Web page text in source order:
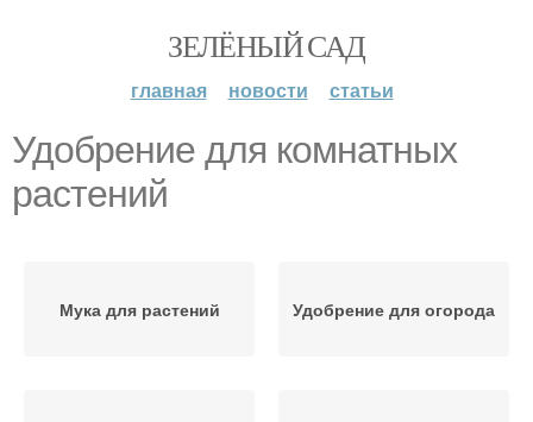
ЗЕЛЁНЫЙ САД
главная новости статьи
Удобрение для комнатных
растений
Мука для растений Удобрение для огорода